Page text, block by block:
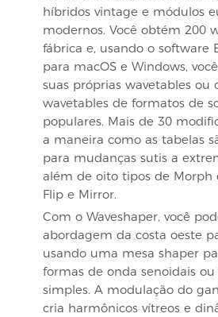
híbridos vintage e módulos
modernos. Você obtém 200
fábrica e, usando o software
para macOS e Windows,
suas próprias wavetables ou
wavetables de formatos de
populares. Mais de 30
a maneira como as tabelas
para mudanças sutis a
além de oito tipos de Morph
Flip e Mirror.
Com o Waveshaper, você
abordagem da costa oeste
usando uma mesa shaper
formas de onda senoidais
simples. A modulação do
cria harmônicos vítreos e